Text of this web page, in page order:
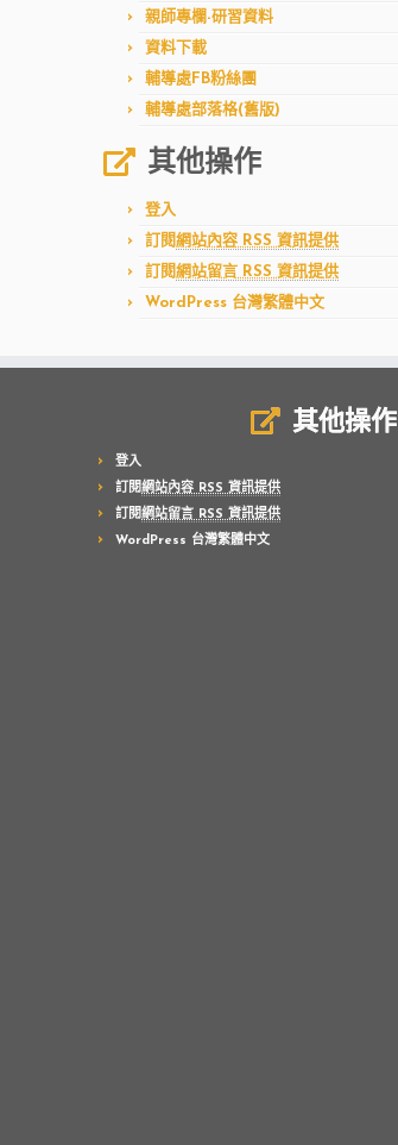
親師專欄-研習資料
資料下載
輔導處FB粉絲團
輔導處部落格(舊版)
其他操作
登入
訂閱網站內容 RSS 資訊提供
訂閱網站留言 RSS 資訊提供
WordPress 台灣繁體中文
其他操作
登入
訂閱網站內容 RSS 資訊提供
訂閱網站留言 RSS 資訊提供
WordPress 台灣繁體中文